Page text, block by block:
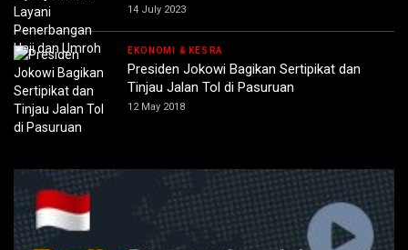
14 July 2023
EKONOMI & KESRA
Presiden Jokowi Bagikan Sertipikat dan
Tinjau Jalan Tol di Pasuruan
12 May 2018